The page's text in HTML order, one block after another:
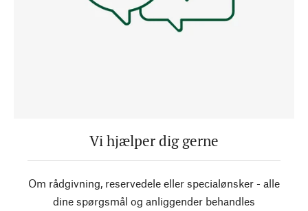
Vi hjælper dig gerne
Om rådgivning, reservedele eller specialønsker - alle
dine spørgsmål og anliggender behandles